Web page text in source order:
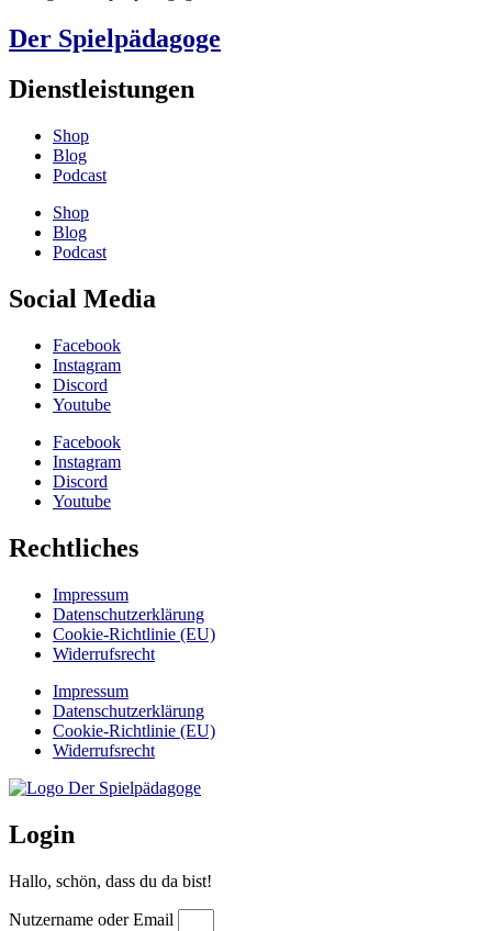
Der Spielpädagoge
Dienstleistungen
Shop
Blog
Podcast
Shop
Blog
Podcast
Social Media
Facebook
Instagram
Discord
Youtube
Facebook
Instagram
Discord
Youtube
Rechtliches
Impressum
Datenschutzerklärung
Cookie-Richtlinie (EU)
Widerrufsrecht
Impressum
Datenschutzerklärung
Cookie-Richtlinie (EU)
Widerrufsrecht
Login
Hallo, schön, dass du da bist!
Nutzername oder Email